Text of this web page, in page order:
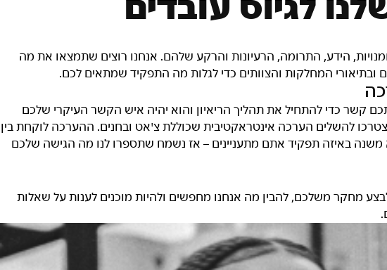
לגיוס עובדים
הידע, התרומה, הרעיונות והרקע שלהם. אנחנו רוצים שתמצאו את מה
ובתיאורי המחלקות והצוותים כדי לגלות מה התפקיד שמתאים לכם.
קשר כדי להתחיל את תהליך הריאיון והוא יהיה איש הקשר העיקרי שלכם
להשלים הערכה אינטראקטיבית שכוללת צ'אט ובחנים. ההערכה לוקחת בין
לא משנה באיזה תפקיד אתם מתעניינים – אז נשמח שתספרו לנו מה הגישה שלכם
מחקר משלכם, להבין מה אנחנו מחפשים ולהיות מוכנים לענות על שאלות